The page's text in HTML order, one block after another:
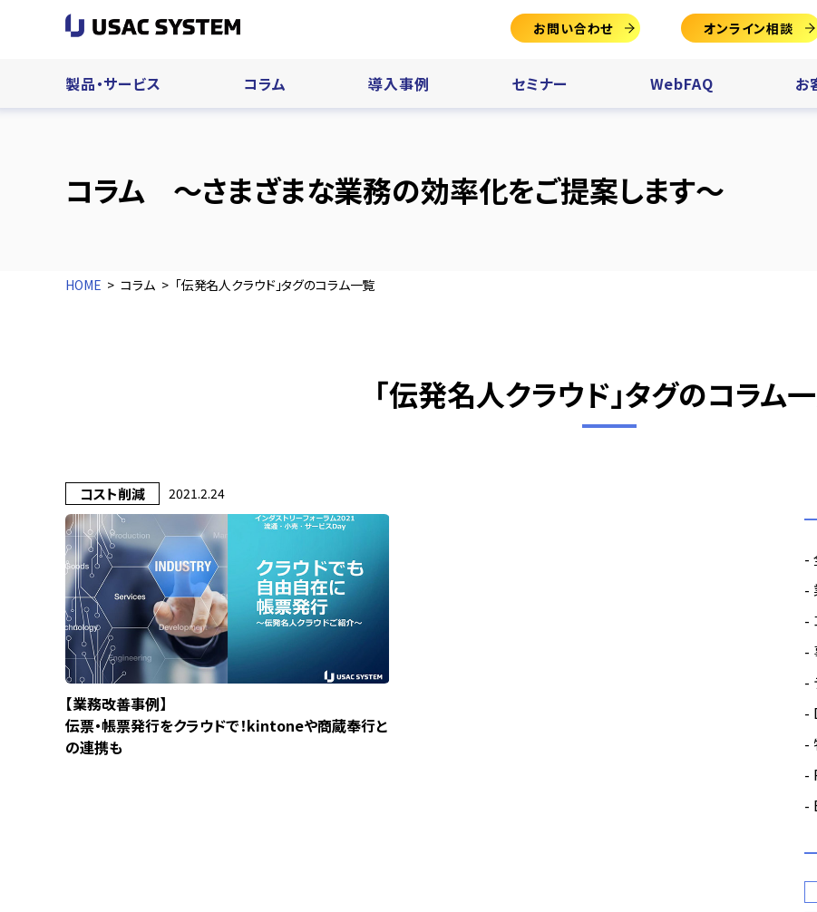
製品・サービス コラム 導入事例 セミナー WebFAQ お
お問い合わせ オンライン相談
コラム ～さまざまな業務の効率化をご提案します～
HOME コラム 「伝発名人クラウド」タグのコラム一覧
「伝発名人クラウド」タグのコラム
コスト削減 2021.2.24
【業務改善事例】
伝票・帳票発行をクラウドで！kintoneや商蔵奉行と
の連携も